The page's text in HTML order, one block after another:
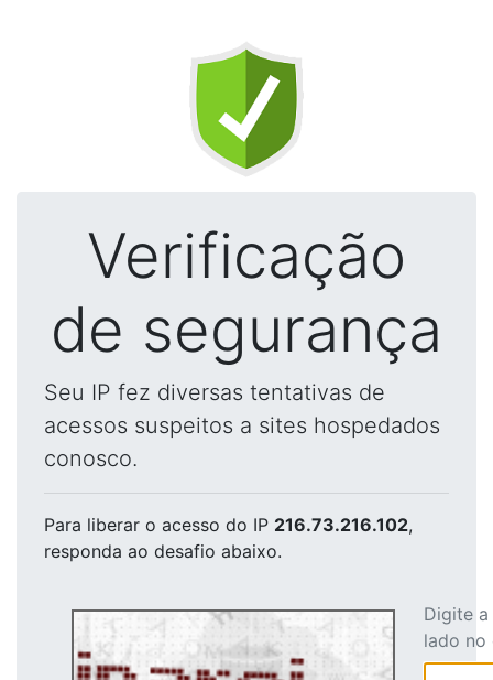
Verificação
de segurança
Seu IP fez diversas tentativas de
acessos suspeitos a sites hospedados
conosco.
Para liberar o acesso do IP 216.73.216.102,
responda ao desafio abaixo.
Digite
lado no